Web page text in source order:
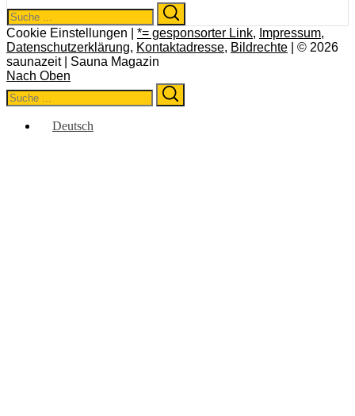
Search
for:
Cookie Einstellungen | *= gesponsorter Link, Impressum,
Datenschutzerklärung, Kontaktadresse, Bildrechte | © 2026
saunazeit | Sauna Magazin
Nach Oben
Search
for:
Deutsch